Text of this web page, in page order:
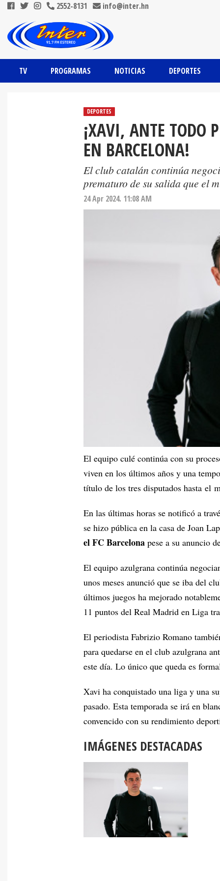
2552-8131 info@inter.hn
TV PROGRAMAS NOTICIAS DEPORTES
DEPORTES
¡XAVI, ANTE TODO
EN BARCELONA!
El club catalán continúa
prematuro de su salida que el
24 Apr 2024. 11:08 AM
El equipo culé continúa con su
viven en los últimos años y una
título de los tres disputados hasta el
En las últimas horas se notificó a
se hizo pública en la casa de Joan
el FC Barcelona pese a su anuncio
El equipo azulgrana continúa
unos meses anunció que se iba del
últimos juegos ha mejorado
11 puntos del Real Madrid en Liga
El periodista Fabrizio Romano
para quedarse en el club azulgrana
este día. Lo único que queda es
Xavi ha conquistado una liga y una
pasado. Esta temporada se irá en
convencido con su rendimiento
IMÁGENES DESTACADAS